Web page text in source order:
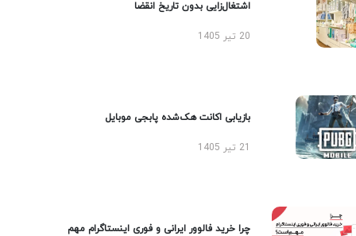
اشتغال‌زایی بدون تاریخ انقضا
20 تیر 1405
بازیابی اکانت هک‌شده پابجی موبایل
چرا خرید فالوور ایرانی و فوری اینستاگرام مهم